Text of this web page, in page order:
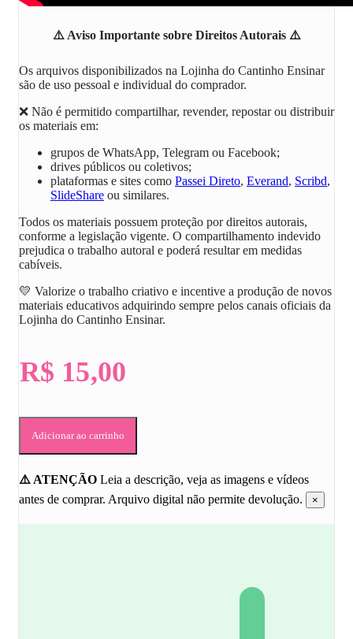
⚠️ Aviso Importante sobre Direitos Autorais⚠️
Os arquivos disponibilizados na Lojinha do Cantinho Ensinar
são de uso pessoal e individual do comprador.
❌ Não é permitido compartilhar, revender, repostar ou distribuir
os materiais em:
grupos de WhatsApp, Telegram ou Facebook;
drives públicos ou coletivos;
plataformas e sites como Passei Direto, Everand, Scribd,
SlideShare ou similares.
Todos os materiais possuem proteção por direitos autorais,
conforme a legislação vigente. O compartilhamento indevido
prejudica o trabalho autoral e poderá resultar em medidas
cabíveis.
💛 Valorize o trabalho criativo e incentive a produção de novos
materiais educativos adquirindo sempre pelos canais oficiais da
Lojinha do Cantinho Ensinar.
R$ 15,00
34
Planos
Diários
AEE
Sala
de
Adicionar ao carrinho
⚠️ ATENÇÃO Leia a descrição, veja as imagens e vídeos
antes de comprar. Arquivo digital não permite devolução.
×